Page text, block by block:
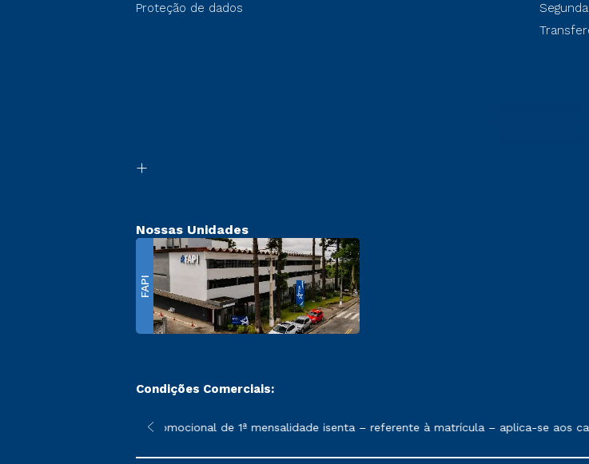
Proteção de dados
Nossas Unidades
FAPI
Condições Comerciais:
sofrer alterações nos períodos de rematrícula conforme exposto no contrato de prestação de
*A condição promocional de 1ª mensalidade isenta – referente à matrícula – aplica-se aos